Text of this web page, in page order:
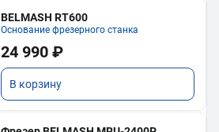
BELMASH RT600
Основание фрезерного станка
24 990 ₽
В корзину